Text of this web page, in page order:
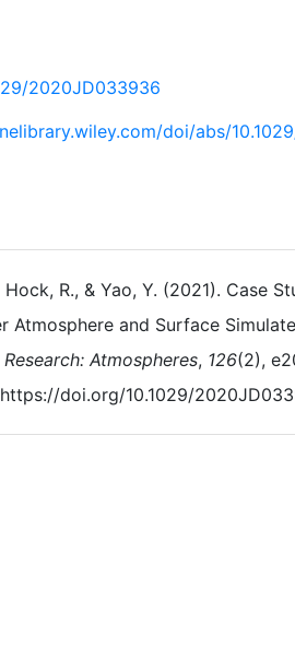
2020JD033936
doi/abs/
Hock, R., & Yao, Y. (2021). Case
Atmosphere and Surface
Atmospheres, 126(2),
doi.org/10.1029/